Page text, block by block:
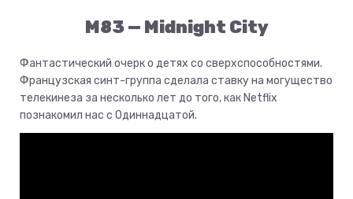
M83 — Midnight City
Фантастический очерк о детях со сверхспособностями.
Французская синт-группа сделала ставку на могущество
телекинеза за несколько лет до того, как Netflix
познакомил нас с Одиннадцатой.